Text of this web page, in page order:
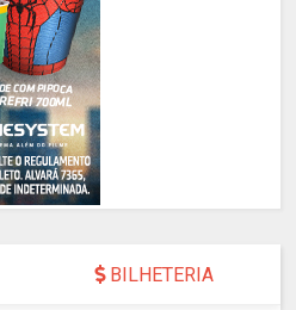
BILHETERIA